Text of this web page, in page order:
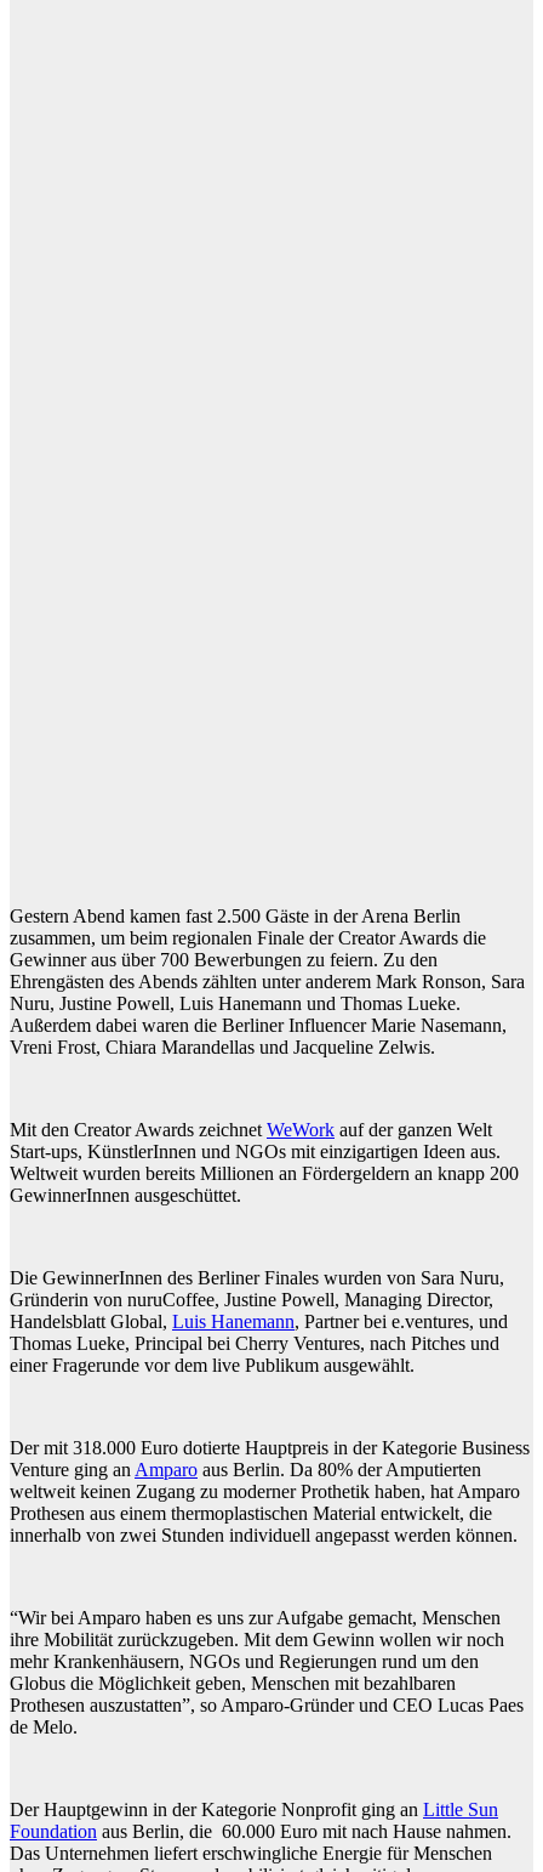
Gestern Abend kamen fast 2.500 Gäste in der Arena Berlin
zusammen, um beim regionalen Finale der Creator Awards die
Gewinner aus über 700 Bewerbungen zu feiern. Zu den
Ehrengästen des Abends zählten unter anderem Mark Ronson, Sara
Nuru, Justine Powell, Luis Hanemann und Thomas Lueke.
Außerdem dabei waren die Berliner Influencer Marie Nasemann,
Vreni Frost, Chiara Marandellas und Jacqueline Zelwis.
Mit den Creator Awards zeichnetWeWork auf der ganzen Welt
Start-ups, KünstlerInnen und NGOs mit einzigartigen Ideen aus.
Weltweit wurden bereits Millionen an Fördergeldern an knapp 200
GewinnerInnen ausgeschüttet.
Die GewinnerInnen des Berliner Finales wurden von Sara Nuru,
Gründerin von nuruCoffee, Justine Powell, Managing Director,
Handelsblatt Global, Luis Hanemann, Partner bei e.ventures, und
Thomas Lueke, Principal bei Cherry Ventures, nach Pitches und
einer Fragerunde vor dem live Publikum ausgewählt.
Der mit 318.000 Euro dotierte Hauptpreis in der Kategorie Business
Venture ging anAmparo aus Berlin. Da 80% der Amputierten
weltweit keinen Zugang zu moderner Prothetik haben, hat Amparo
Prothesen aus einem thermoplastischen Material entwickelt, die
innerhalb von zwei Stunden individuell angepasst werden können.
“Wir bei Amparo haben es uns zur Aufgabe gemacht, Menschen
ihre Mobilität zurückzugeben. Mit dem Gewinn wollen wir noch
mehr Krankenhäusern, NGOs und Regierungen rund um den
Globus die Möglichkeit geben, Menschen mit bezahlbaren
Prothesen auszustatten”, so Amparo-Gründer und CEO Lucas Paes
de Melo.
Der Hauptgewinn in der Kategorie Nonprofit ging an Little Sun
Foundation aus Berlin, die 60.000 Euro mit nach Hause nahmen.
Das Unternehmen liefert erschwingliche Energie für Menschen